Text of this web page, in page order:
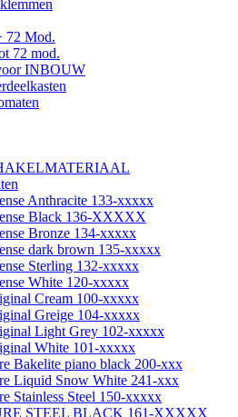
72 Mod.
72 mod.
INBOUW
Anthracite 133-xxxxx
Black 136-XXXXX
Bronze 134-xxxxx
dark brown 135-xxxxx
Sterling 132-xxxxx
White 120-xxxxx
Cream 100-xxxxx
Greige 104-xxxxx
Light Grey 102-xxxxx
White 101-xxxxx
Bakelite piano black 200-xxx
Liquid Snow White 241-xxx
Stainless Steel 150-xxxxx
STEEL BLACK 161-XXXXX